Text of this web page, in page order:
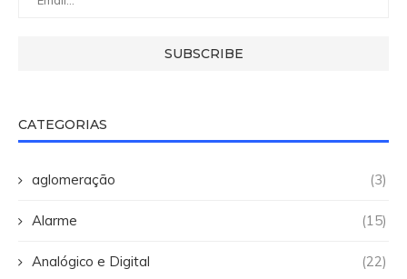
CATEGORIAS
aglomeração (3)
Alarme (15)
Analógico e Digital (22)